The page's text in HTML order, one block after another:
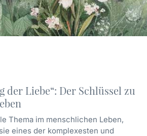
der Liebe“: Der Schlüssel zu
Thema im menschlichen Leben,
eines der komplexesten und